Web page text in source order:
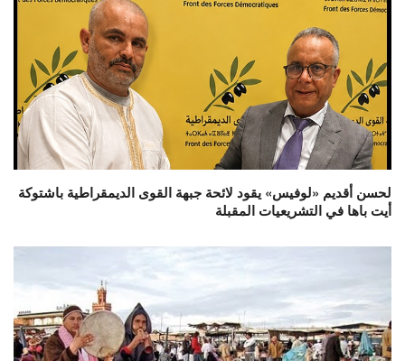
لحسن أقديم «لوفيس» يقود لائحة جبهة القوى الديمقراطية باشتوكة
أيت باها في التشريعيات المقبلة